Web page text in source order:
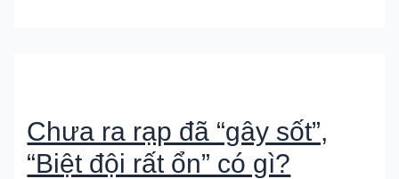
Chưa ra rạp đã “gây sốt”,
“Biệt đội rất ổn” có gì?